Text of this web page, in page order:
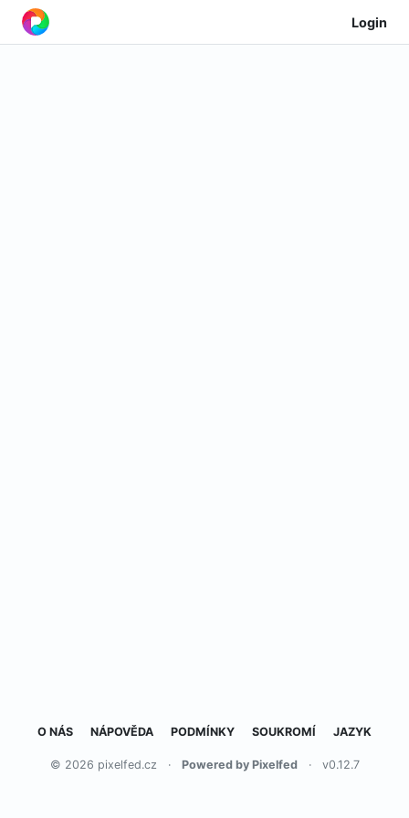
Login
O NÁS NÁPOVĚDA PODMÍNKY SOUKROMÍ JAZYK
© 2026 pixelfed.cz · Powered by Pixelfed · v0.12.7